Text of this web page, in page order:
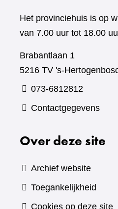
Het provinciehuis is op
van 7.00 uur tot 18.00
Brabantlaan 1
5216 TV 's-
073-6812812
Contactgegevens
Over deze site
Archief website
Toegankelijkheid
Cookies op deze site